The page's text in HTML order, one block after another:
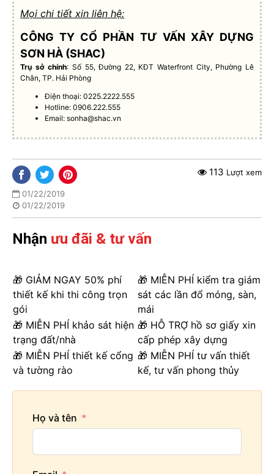
Mọi chi tiết xin liên hệ:
CÔNG TY CỔ PHẦN TƯ VẤN XÂY DỰNG
SƠN HÀ (SHAC)
Trụ sở chính: Số 55, Đường 22, KĐT Waterfront City, Phường Lê
Chân, TP. Hải Phòng
Điện thoại: 0225.2222.555
Hotline: 0906.222.555
Email:sonha@shac.vn
01/22/2019
01/22/2019
113 Lượt xem
Nhận ưu đãi & tư vấn
🎁 GIẢM NGAY 50% phí
thiết kế khi thi công trọn
gói
🎁 MIỄN PHÍ kiểm tra giám
sát các lần đổ móng, sàn,
mái
🎁 MIỄN PHÍ khảo sát hiện
trạng đất/nhà
🎁 HỖ TRỢ hồ sơ giấy xin
cấp phép xây dựng
🎁 MIỄN PHÍ thiết kế cổng
và tường rào
🎁 MIỄN PHÍ tư vấn thiết
kế, tư vấn phong thủy
Họ và tên